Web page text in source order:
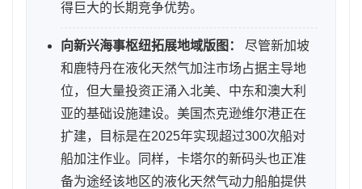
得巨大的长期竞争优势。
向新兴海事枢纽拓展地域版图：
尽管新加坡
和鹿特丹在液化天然气加注市场占据主导地
位，但大量投资正涌入北美、中东和澳大利
亚的基础设施建设。美国杰克逊维尔港正在
扩建，目标是在2025年实现超过300次船对
船加注作业。同样，卡塔尔的新码头也正准
备为途经该地区的液化天然气动力船舶提供